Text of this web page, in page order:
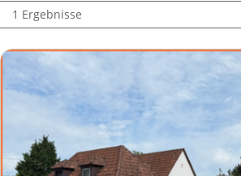
1 Ergebnisse